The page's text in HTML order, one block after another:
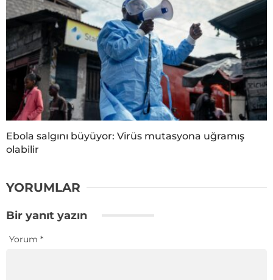
Ebola salgını büyüyor: Virüs mutasyona uğramış
olabilir
YORUMLAR
Bir yanıt yazın
Yorum *